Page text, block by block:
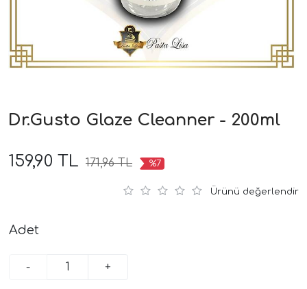
Dr.Gusto Glaze Cleanner - 200ml
159,90 TL 171,96 TL %7
Ürünü değerlendir
Adet
- +